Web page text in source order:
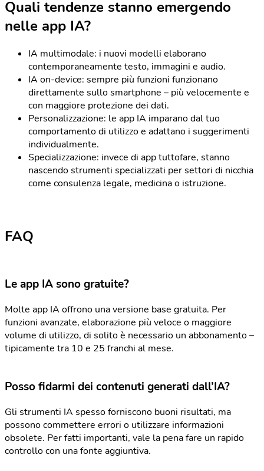
Quali tendenze stanno emergendo
nelle app IA?
IA multimodale: i nuovi modelli elaborano
contemporaneamente testo, immagini e audio.
IA on-device: sempre più funzioni funzionano
direttamente sullo smartphone – più velocemente e
con maggiore protezione dei dati.
Personalizzazione: le app IA imparano dal tuo
comportamento di utilizzo e adattano i suggerimenti
individualmente.
Specializzazione: invece di app tuttofare, stanno
nascendo strumenti specializzati per settori di nicchia
come consulenza legale, medicina o istruzione.
FAQ
Le app IA sono gratuite?
Molte app IA offrono una versione base gratuita. Per
funzioni avanzate, elaborazione più veloce o maggiore
volume di utilizzo, di solito è necessario un abbonamento –
tipicamente tra 10 e 25 franchi al mese.
Posso fidarmi dei contenuti generati dall’IA?
Gli strumenti IA spesso forniscono buoni risultati, ma
possono commettere errori o utilizzare informazioni
obsolete. Per fatti importanti, vale la pena fare un rapido
controllo con una fonte aggiuntiva.